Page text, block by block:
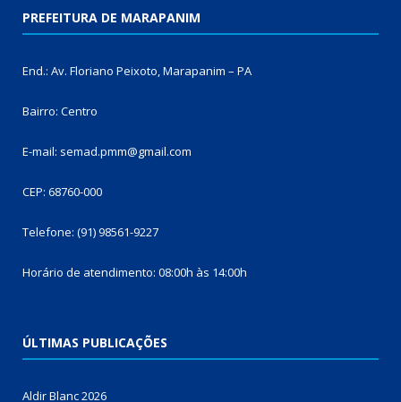
PREFEITURA DE MARAPANIM
End.: Av. Floriano Peixoto, Marapanim – PA
Bairro: Centro
E-mail: semad.pmm@gmail.com
CEP: 68760-000
Telefone: (91) 98561-9227
Horário de atendimento: 08:00h às 14:00h
ÚLTIMAS PUBLICAÇÕES
Aldir Blanc 2026